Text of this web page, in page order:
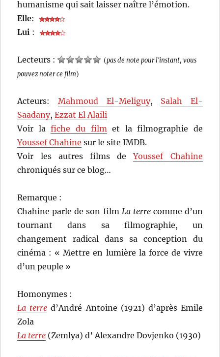
humanisme qui sait laisser naître l’émotion.
Elle:
Lui :
Lecteurs : (pas de note pour l'instant, vous
pouvez noter ce film)
Acteurs: Mahmoud El-Meliguy, Salah El-
Saadany,Ezzat El Alaili
Voir lafiche du filmet la filmographie de
Youssef Chahine sur le site IMDB.
Voir les autres films deYoussef Chahine
chroniqués sur ce blog…
Remarque :
Chahine parle de son film La terrecomme d’un
tournant dans sa filmographie, un
changement radical dans sa conception du
cinéma : « Mettre en lumière la force de vivre
d’un peuple »
Homonymes :
La terre d’André Antoine (1921) d’après Emile
Zola
La terre (Zemlya) d’ Alexandre Dovjenko (1930)